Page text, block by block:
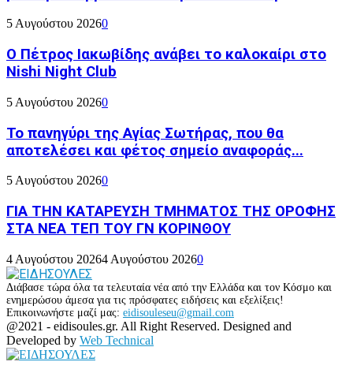
5 Αυγούστου 20260
Ο Πέτρος Ιακωβίδης ανάβει το καλοκαίρι στο
Nishi Night Club
5 Αυγούστου 20260
Το πανηγύρι της Αγίας Σωτήρας, που θα
αποτελέσει και φέτος σημείο αναφοράς...
5 Αυγούστου 20260
ΓΙΑ ΤΗΝ ΚΑΤΑΡΕΥΣΗ ΤΜΗΜΑΤΟΣ ΤΗΣ ΟΡΟΦΗΣ
ΣΤΑ ΝΕΑ ΤΕΠ ΤΟΥ ΓΝ ΚΟΡΙΝΘΟΥ
4 Αυγούστου 20264 Αυγούστου 20260
Διάβασε τώρα όλα τα τελευταία νέα από την Ελλάδα και τον Κόσμο και
ενημερώσου άμεσα για τις πρόσφατες ειδήσεις και εξελίξεις!
Επικοινωνήστε μαζί μας: eidisouleseu@gmail.com
Facebook
Twitter
Instagram
Youtube
@2021 - eidisoules.gr. All Right Reserved. Designed and
Developed by Web Technical